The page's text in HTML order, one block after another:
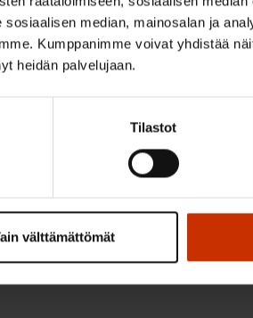
median, mainosalan ja
Kumppanimme voivat yhdistää
heidän palvelujaan.
Tilastot
välttämättömät